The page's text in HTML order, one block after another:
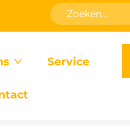
Service